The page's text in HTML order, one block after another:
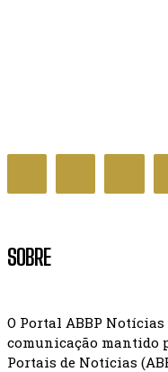
SOBRE
O Portal ABBP
comunicação mantido
Portais de Notícias